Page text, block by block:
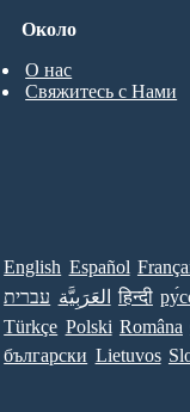
Около
О нас
Свяжитесь с Нами
English Español
עברית العَرَبِيَّة हिन्दी
Türkçe Polski Româna
български Lietuvos